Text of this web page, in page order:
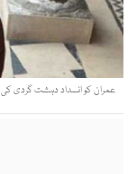
عمران کو انسداد دہشت گردی کی